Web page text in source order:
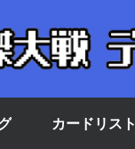
カードリスト